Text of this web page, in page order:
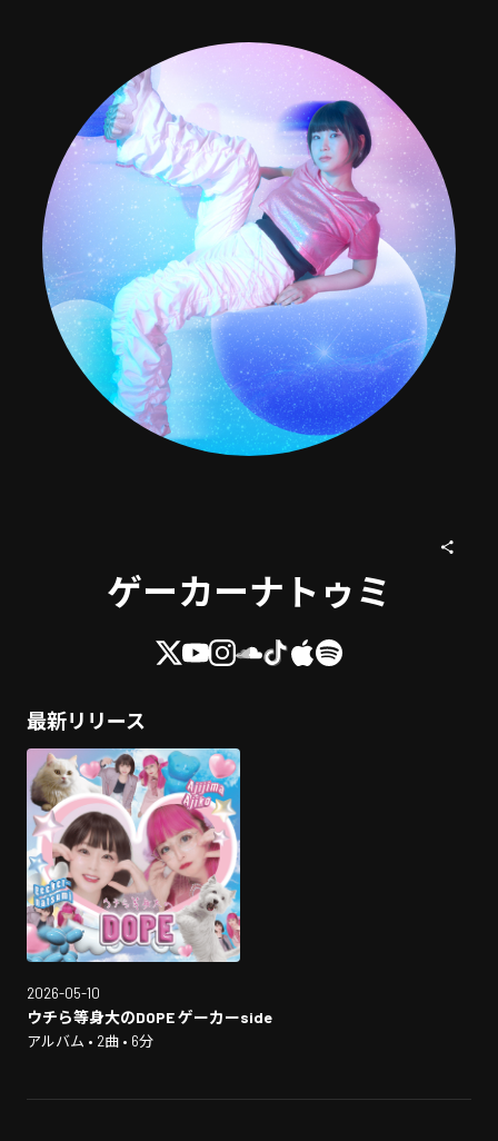
ゲーカーナトゥミ
最新リリース
2026-05-10
ウチら等身大のDOPE ゲーカーside
アルバム • 2曲 • 6分